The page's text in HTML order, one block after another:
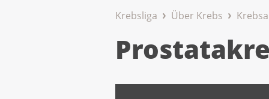
Krebsliga Über Krebs